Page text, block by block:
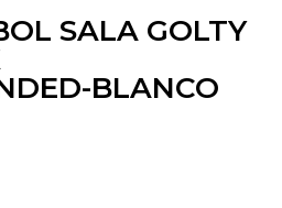
SALA GOLTY
BLANCO